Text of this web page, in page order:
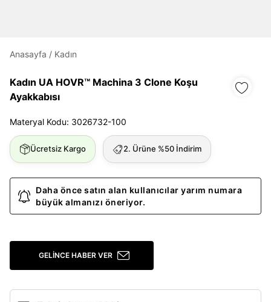
Anasayfa / Kadın
Kadın UA HOVR™ Machina 3 Clone Koşu
Ayakkabısı
Materyal Kodu: 3026732-100
Ücretsiz Kargo 2. Ürüne %50 İndirim
Daha önce satın alan kullanıcılar yarım numara
büyük almanızı öneriyor.
GELINCE HABER VER
Giriş Yap Kayıt Ol
Şifre
göster
Şifremi Unuttum